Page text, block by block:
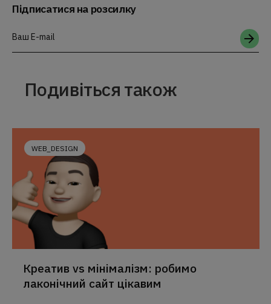
Підписатися на розсилку
Ваш E-mail
Подивіться також
WEB_DESIGN
Креатив vs мінімалізм: робимо
лаконічний сайт цікавим